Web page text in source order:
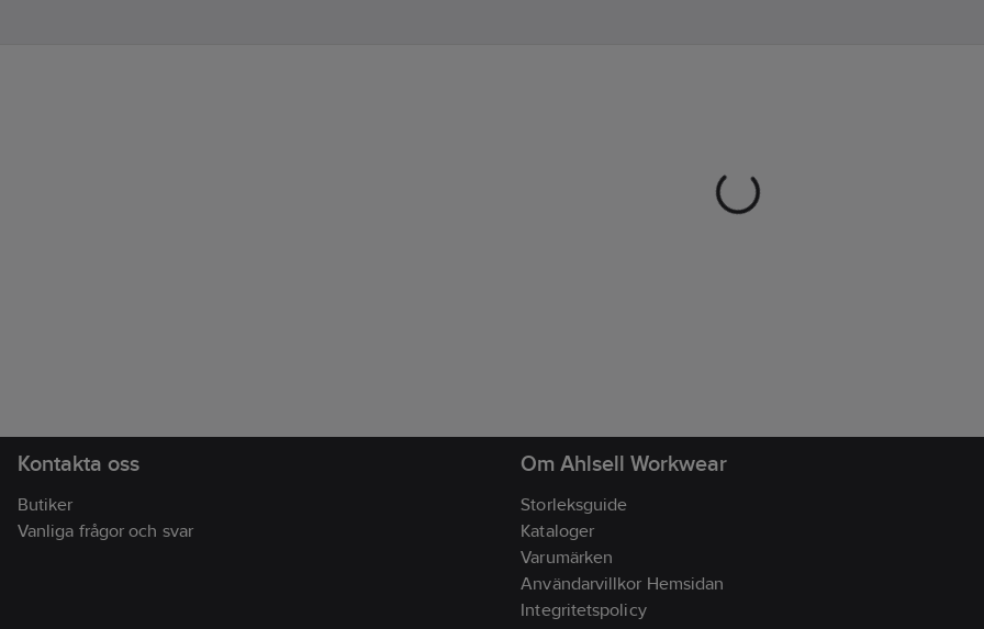
Kontakta oss
Butiker
Vanliga frågor och svar
Om Ahlsell Workwear
Storleksguide
Kataloger
Varumärken
Användarvillkor Hemsidan
Integritetspolicy